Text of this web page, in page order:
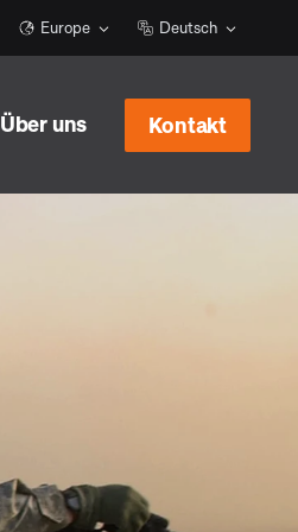
Europe Deutsch
Über uns Kontakt